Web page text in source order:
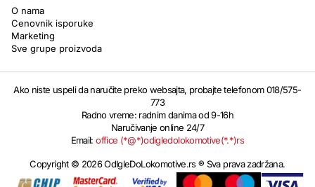
O nama
Cenovnik isporuke
Marketing
Sve grupe proizvoda
Ako niste uspeli da naručite preko websajta, probajte telefonom 018/575-
773
Radno vreme: radnim danima od 9-16h
Naručivanje online 24/7
Email:office (*@*)odigledolokomotive(*.*)rs
Copyright © 2026 OdIgleDoLokomotive.rs ® Sva prava zadržana.